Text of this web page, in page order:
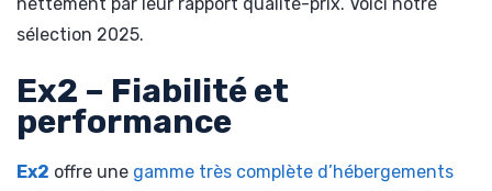
sélection 2025.
Ex2 – Fiabilité et
performance
Ex2 offre une gamme très complète d’hébergements